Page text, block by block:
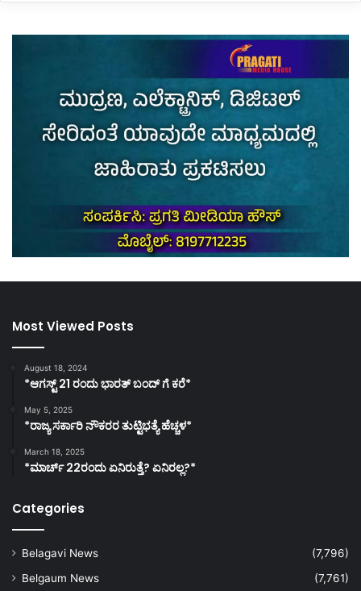
Most Viewed Posts
August 18, 2024
*ಆಗಸ್ಟ್ 21 ರಂದು ಭಾರತ್‌ ಬಂದ್‌ ಗೆ ಕರೆ*
May 5, 2025
*ರಾಜ್ಯ ಸರ್ಕಾರಿ ನೌಕರರ ತುಟ್ಟಿಭತ್ಯೆ ಹೆಚ್ಚಳ*
March 18, 2025
*ಮಾರ್ಚ್ 22ರಂದು ಏನಿರುತ್ತೆ? ಏನಿರಲ್ಲ?*
Categories
Belagavi News
(7,796)
Belgaum News
(7,761)